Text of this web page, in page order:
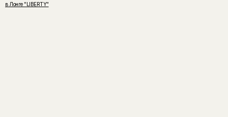
в Лонге "LIBERTY"